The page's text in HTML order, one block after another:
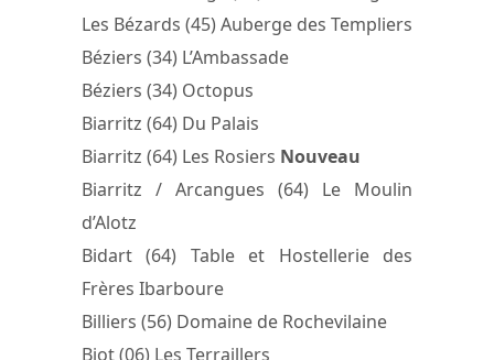
Les Bézards (45) Auberge des Templiers
Béziers (34) L’Ambassade
Béziers (34) Octopus
Biarritz (64) Du Palais
Biarritz (64) Les Rosiers Nouveau
Biarritz / Arcangues (64) Le Moulin
d’Alotz
Bidart (64) Table et Hostellerie des
Frères Ibarboure
Billiers (56) Domaine de Rochevilaine
Biot (06) Les Terraillers